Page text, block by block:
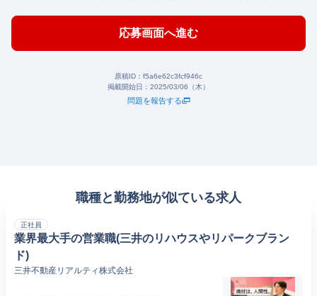
応募画面へ進む
原稿ID： f5a6e62c3fcf946c
掲載開始日： 2025/03/06（木）
問題を報告する
職種と勤務地が似ている求人
正社員
業界最大手の営業職(三井のリハウスやリパークブラン
ド)
三井不動産リアルティ株式会社